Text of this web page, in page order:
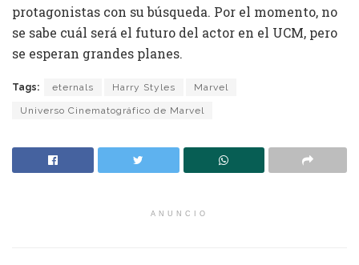
protagonistas con su búsqueda. Por el momento, no
se sabe cuál será el futuro del actor en el UCM, pero
se esperan grandes planes.
Tags: eternals Harry Styles Marvel
Universo Cinematográfico de Marvel
ANUNCIO